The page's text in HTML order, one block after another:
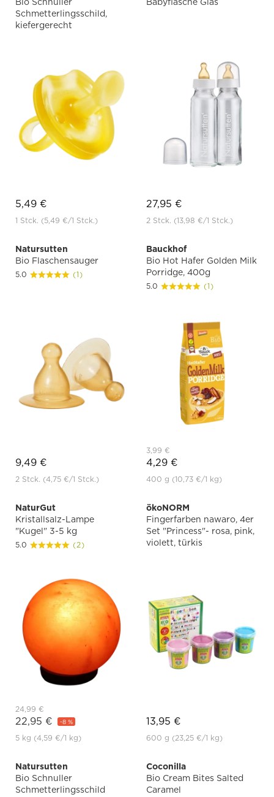
Bio Schnuller
Schmetterlingsschild,
kiefergerecht
5,49 €
1 Stck. (5,49 €/1 Stck.)
Babyflasche Glas
27,95 €
2 Stck. (13,98 €/1 Stck.)
Natursutten
Bio Flaschensauger
5.0 (1)
9,49 €
2 Stck. (4,75 €/1 Stck.)
Bauckhof
Bio Hot Hafer Golden Milk
Porridge, 400g
5.0 (1)
3,99 €
4,29 €
400 g (10,73 €/1 kg)
NaturGut
Kristallsalz-Lampe
"Kugel" 3-5 kg
5.0 (2)
24,99 €
22,95 € -8 %
5 kg (4,59 €/1 kg)
ökoNORM
Fingerfarben nawaro, 4er
Set "Princess"- rosa, pink,
violett, türkis
13,95 €
600 g (23,25 €/1 kg)
Natursutten
Bio Schnuller
Schmetterlingsschild
Coconilla
Bio Cream Bites Salted
Caramel